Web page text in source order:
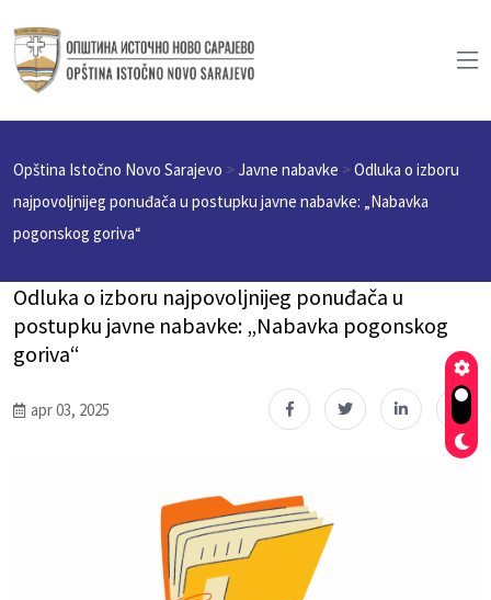
Opština Istočno Novo Sarajevo >Javne nabavke >Odluka o izboru
najpovoljnijeg ponuđača u postupku javne nabavke: „Nabavka
pogonskog goriva“
Odluka o izboru najpovoljnijeg ponuđača u
postupku javne nabavke: „Nabavka pogonskog
goriva“
apr 03, 2025